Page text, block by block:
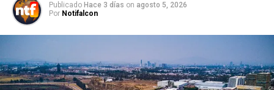
Publicado Hace 3 días on agosto 5, 2026
Por Notifalcon